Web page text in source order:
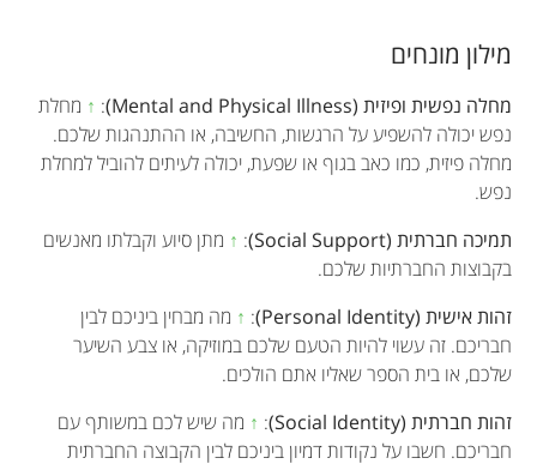
מילון מונחים
מחלה נפשית ופיזית (Mental and Physical Illness) :
↑ מחלת
נפש יכולה להשפיע על הרגשות, החשיבה, או ההתנהגות שלכם.
מחלה פיזית, כמו כאב בגוף או שפעת, יכולה לעיתים להוביל למחלת
נפש.
תמיכה חברתית (Social Support)
:
↑ מתן סיוע וקבלתו מאנשים
בקבוצות החברתיות שלכם.
זהות אישית (Personal Identity)
:
↑ מה מבחין ביניכם לבין
חבריכם. זה עשוי להיות הטעם שלכם במוזיקה, או צבע השיער
שלכם, או בית הספר שאליו אתם הולכים.
זהות חברתית (Social Identity)
:
↑ מה שיש לכם במשותף עם
חבריכם. חשבו על נקודות דמיון ביניכם לבין הקבוצה החברתית